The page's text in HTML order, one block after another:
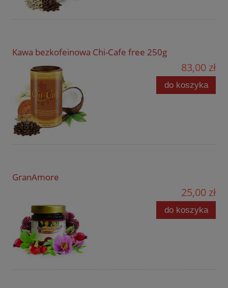
Kawa bezkofeinowa Chi-Cafe free 250g
83,00 zł
do koszyka
GranAmore
25,00 zł
do koszyka